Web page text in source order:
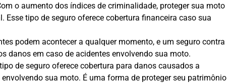
o aumento dos índices de criminalidade, proteger sua moto
Esse tipo de seguro oferece cobertura financeira caso sua
podem acontecer a qualquer momento, e um seguro contra
danos em caso de acidentes envolvendo sua moto.
de seguro oferece cobertura para danos causados a
sua moto. É uma forma de proteger seu patrimônio